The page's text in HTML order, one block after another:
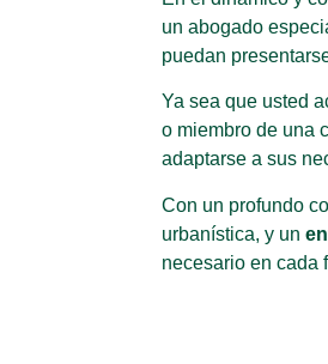
un abogado
puedan
Ya sea que usted
o miembro de una
adaptarse a sus
Con un profundo
urbanística, y un
necesario en cada